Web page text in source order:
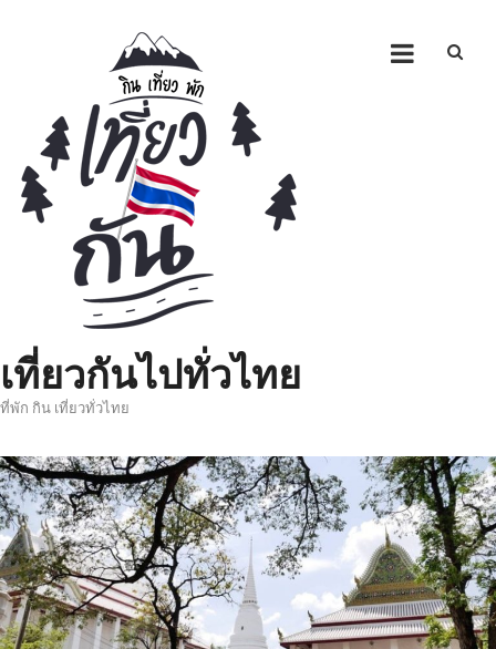
เที่ยวกันไปทั่วไทย
ที่พัก กิน เที่ยวทั่วไทย